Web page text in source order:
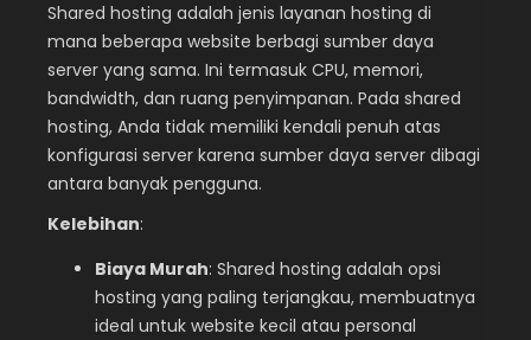
Shared hosting adalah jenis layanan hosting di
mana beberapa website berbagi sumber daya
server yang sama. Ini termasuk CPU, memori,
bandwidth, dan ruang penyimpanan. Pada shared
hosting, Anda tidak memiliki kendali penuh atas
konfigurasi server karena sumber daya server dibagi
antara banyak pengguna.
Kelebihan:
Biaya Murah: Shared hosting adalah opsi
hosting yang paling terjangkau, membuatnya
ideal untuk website kecil atau personal